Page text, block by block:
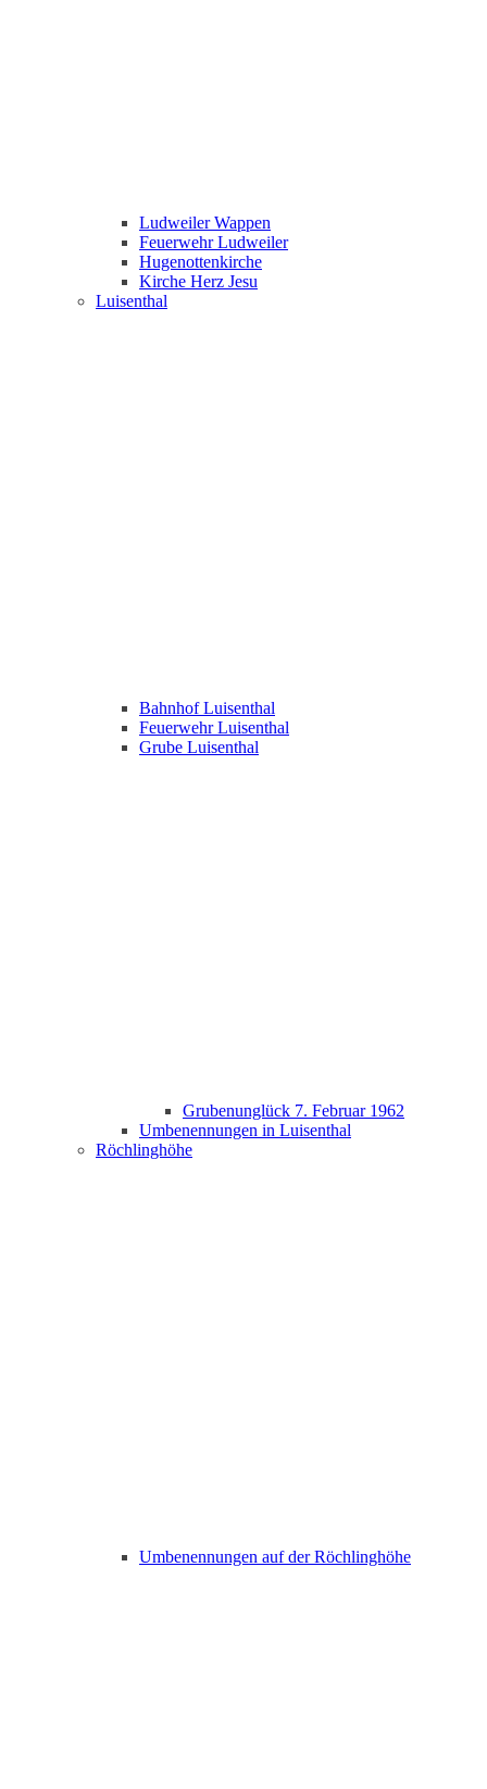
Ludweiler Wappen
Feuerwehr Ludweiler
Hugenottenkirche
Kirche Herz Jesu
Luisenthal
Bahnhof Luisenthal
Feuerwehr Luisenthal
Grube Luisenthal
Grubenunglück 7. Februar 1962
Umbenennungen in Luisenthal
Röchlinghöhe
Umbenennungen auf der Röchlinghöhe